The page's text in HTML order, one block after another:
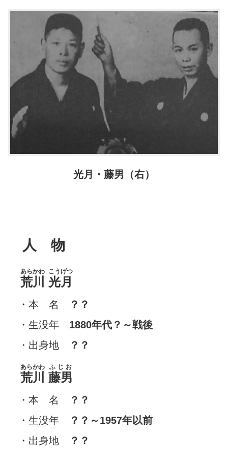
光月・藤男（右）
人 物
荒川
あらかわ
光月
こうげつ
・本 名
？？
・生没年 1880年代？～戦後
・出身地 ？？
荒川
あらかわ
藤男
ふじお
・本 名
？？
・生没年
？？～1957年以前
・出身地 ？？